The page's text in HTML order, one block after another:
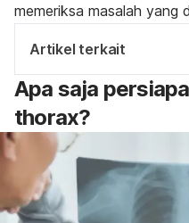
memeriksa masalah yang
Artikel terkait
Apa saja
thorax?